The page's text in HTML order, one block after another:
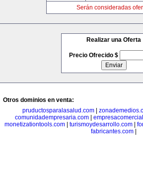
Serán consideradas
Realizar una Oferta
Precio Ofrecido $
Otros dominios en venta:
pruductosparalasalud.com|
comunidadempresaria.com
monetizationtools.com| turismoydesarrollo.com|
fabricantes.com